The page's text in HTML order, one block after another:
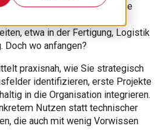
bietet– aber nicht, wo sie
etwa in der Fertigung, Logistik
Doch wo anfangen?
praxisnah, wie Sie strategisch
identifizieren, erste Projekte
in die Organisation integrieren.
Nutzen statt technischer
die auch mit wenig Vorwissen